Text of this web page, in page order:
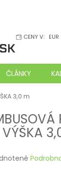
CENY V: EUR
ČLÁNKY
3,0 m